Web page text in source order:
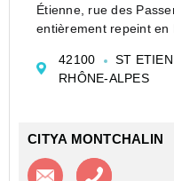
Étienne, rue des
entièrement repeint
personne seule ou un
fonctionnel et ag...
42100 ST
RHÔNE-ALPES
CITYA MONTCHALIN
Contacter